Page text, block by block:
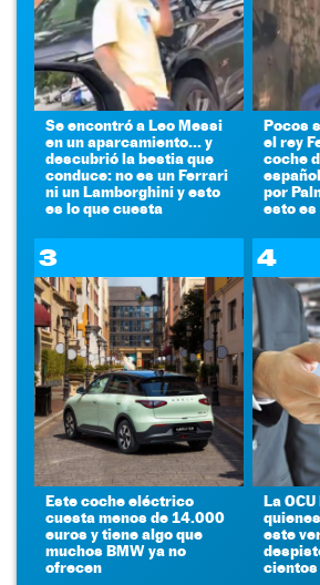
Se encontró a Leo Messi
en un aparcamiento... y
descubrió la bestia que
conduce: no es un Ferrari
ni un Lamborghini y esto
es lo que cuesta
Pocos
el rey
coche
por
esto es
3
Este coche eléctrico
cuesta menos de 14.000
euros y tiene algo que
muchos BMW ya no
ofrecen
4
La
este
cientos